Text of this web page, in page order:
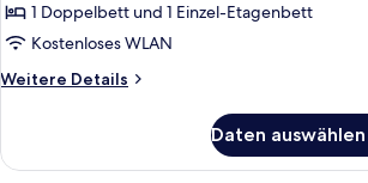
1 Doppelbett und 1 Einzel-Etagenbett
Kostenloses WLAN
Weitere Details
Weitere
Daten